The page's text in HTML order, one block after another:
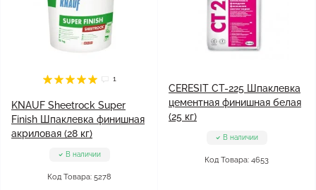
1
KNAUF Sheetrock Super
Finish Шпаклевка финишная
акриловая (28 кг)
В наличии
Код Товара: 5278
CERESIT CT-225 Шпаклевка
цементная финишная белая
(25 кг)
В наличии
Код Товара: 4653